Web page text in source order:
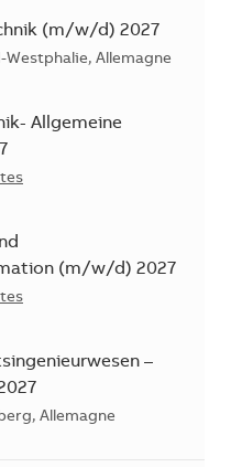
(m/w/d) 2027
Westphalie, Allemagne
Allgemeine
(m/w/d) 2027
–
Allemagne